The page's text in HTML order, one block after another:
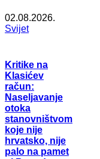
02.08.2026.
Svijet
Kritike na
Klasićev
račun:
Naseljavanje
otoka
stanovništvom
koje nije
hrvatsko, nije
palo na pamet